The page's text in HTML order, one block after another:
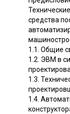
средства
1.1. Общие
1.2. ЭВМ в
1.3.
1.4.